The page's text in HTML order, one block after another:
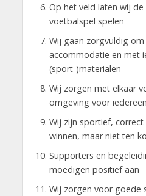
Op het veld laten wij
voetbalspel spelen
Wij gaan zorgvuldig
accommodatie en met
(sport-)materialen
Wij zorgen met elkaar
omgeving voor iedereen
Wij zijn sportief,
winnen, maar niet ten
Supporters en
moedigen positief aan
Wij zorgen voor goede